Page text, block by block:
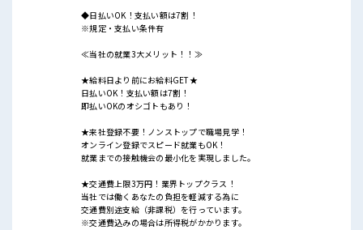
◆日払いOK！支払い額は7割！
※規定・支払い条件有
≪当社の就業3大メリット！！≫
★給料日より前にお給料GET★
日払いOK！支払い額は7割！
即払いOKのオシゴトもあり！
★来社登録不要！ノンストップで職場見学！
オンライン登録でスピード就業もOK！
就業までの接触機会の最小化を実現しました。
★交通費上限3万円！業界トップクラス！
当社では働くあなたの負担を軽減する為に
交通費別途支給（非課税）を行っています。
※交通費込みの場合は所得税がかかります。